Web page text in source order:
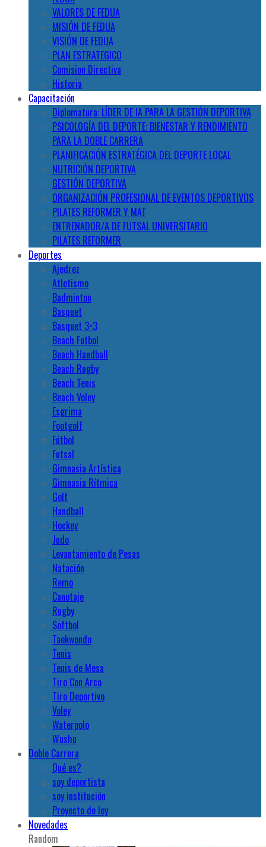
VALORES DE FEDUA
MISIÓN DE FEDUA
VISIÓN DE FEDUA
PLAN ESTRATEGICO
Comision Directiva
Historia
Capacitación
Diplomatura: LÍDER DE IA PARA LA GESTIÓN DEPORTIVA
PSICOLOGÍA DEL DEPORTE: BIENESTAR Y RENDIMIENTO
PARA LA DOBLE CARRERA
PLANIFICACIÓN ESTRATÉGICA DEL DEPORTE LOCAL
NUTRICIÓN DEPORTIVA
GESTIÓN DEPORTIVA
ORGANIZACIÓN PROFESIONAL DE EVENTOS DEPORTIVOS
PILATES REFORMER Y MAT
ENTRENADOR/A DE FUTSAL UNIVERSITARIO
PILATES REFORMER
Deportes
Ajedrez
Atletismo
Badminton
Basquet
Basquet 3×3
Beach Futbol
Beach Handball
Beach Rugby
Beach Tenis
Beach Voley
Esgrima
Footgolf
Fútbol
Futsal
Gimnasia Artística
Gimnasia Rítmica
Golf
Handball
Hockey
Judo
Levantamiento de Pesas
Natación
Remo
Canotaje
Rugby
Softbol
Taekwondo
Tenis
Tenis de Mesa
Tiro Con Arco
Tiro Deportivo
Voley
Waterpolo
Wushu
Doble Carrera
Qué es?
soy deportista
soy institución
Proyecto de ley
Novedades
Random